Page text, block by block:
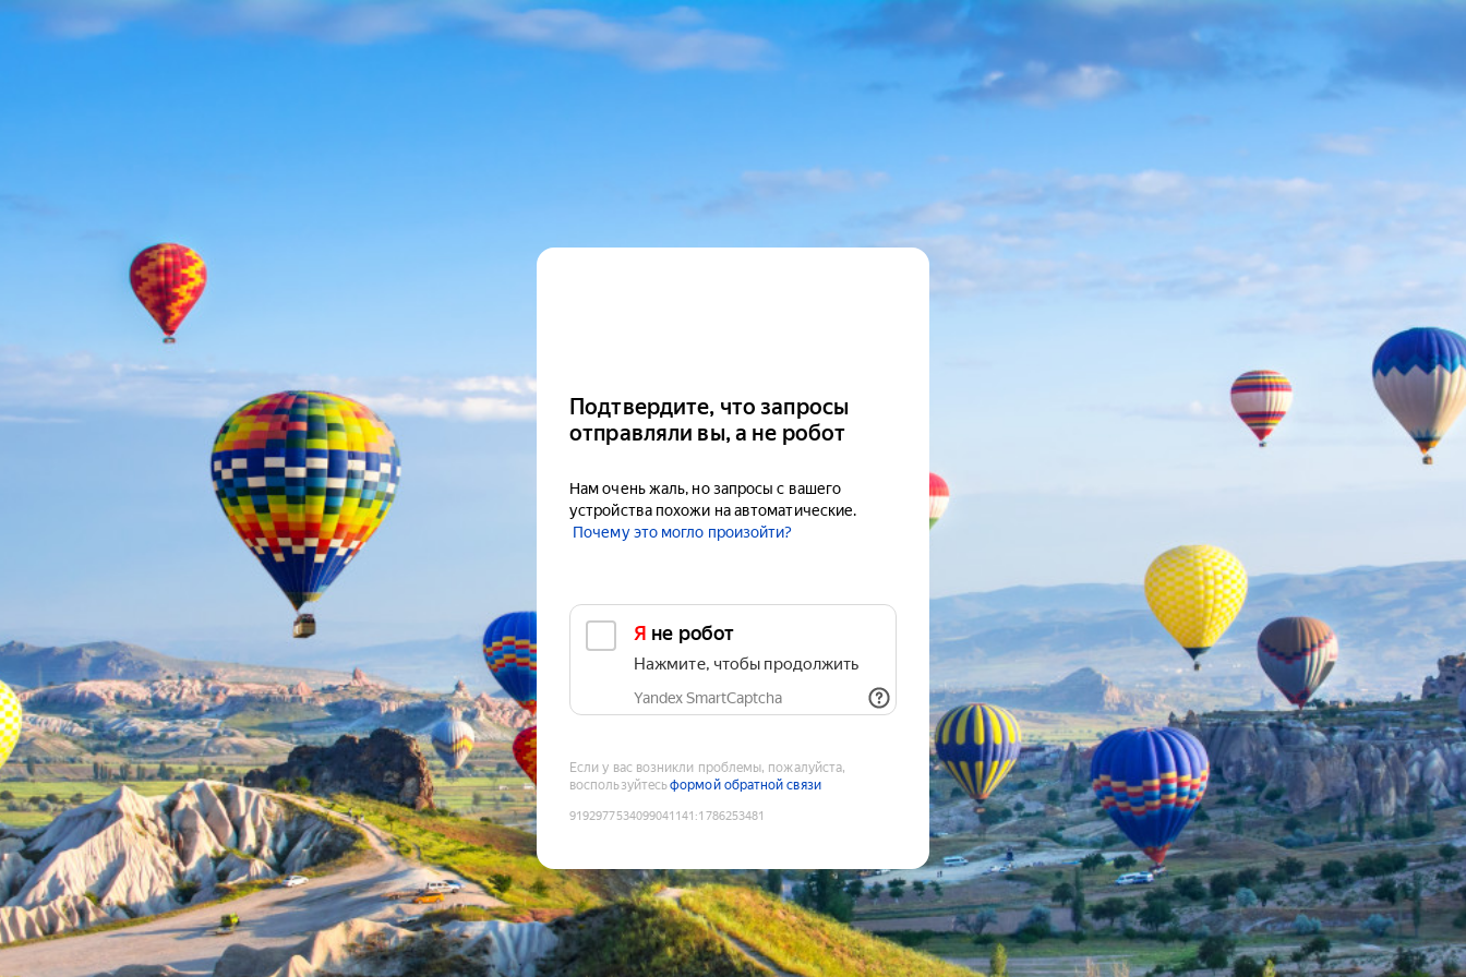
Подтвердите, что запросы
отправляли вы, а не робот
Нам очень жаль, но запросы с вашего
устройства похожи на автоматические.
Почему это могло произойти?
Я не робот
Нажмите, чтобы продолжить
Yandex SmartCaptcha
Если у вас возникли проблемы, пожалуйста,
воспользуйтесьформой обратной связи
9192977534099041141 :1786253481